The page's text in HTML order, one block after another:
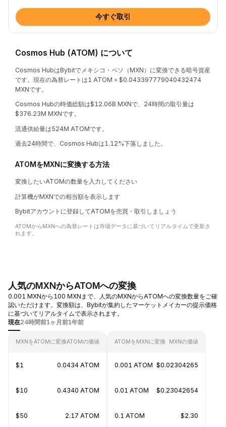
今すぐ取引
Cosmos Hub (ATOM) について
Cosmos HubはBybitでメキシコ・ペソ（MXN）に変換できる暗号資産
です。現在の為替レートは1 ATOM = $0.043397779040432474
MXNです。
Cosmos Hubの時価総額は$12.06B MXNで、24時間の取引量は
$376.23M MXNです。
流通供給量は524M ATOMです。
過去24時間で、Cosmos Hubは1.12%下落しました。
ATOMをMXNに変換する方法
変換したいATOMの数量を入力してください
計算機がMXNでの相当額を表示します
Bybitアカウントに登録してATOMを売買・取引しましょう
ATOMからMXNへの為替レートは市場データに基づいてリアルタイムで更新さ
れます。
人気のMXNからATOMへの変換
0.001 MXNから100 MXNまで、人気のMXNからATOMへの変換数量をご確
認いただけます。変換額は、Bybitが集約したマーケットメイカーの提示価格
に基づいてリアルタイムで表示されます。
現在24時間前1ヶ月前1年前
MXNをATOMに変換ATOMの価値
$1 0.0434 ATOM
$10 0.4340 ATOM
$50 2.17 ATOM
ATOMをMXNに変換 MXNの価値
0.001 ATOM $0.02304265
0.01 ATOM $0.23042654
0.1 ATOM $2.30